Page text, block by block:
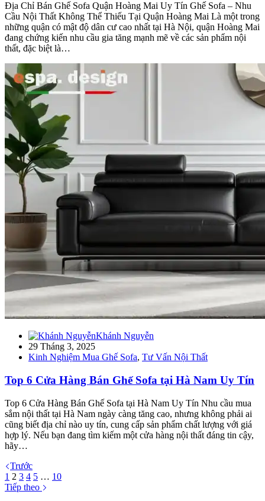
Địa Chỉ Bán Ghế Sofa Quận Hoàng Mai Uy Tín Ghế Sofa – Nhu
Cầu Nội Thất Không Thể Thiếu Tại Quận Hoàng Mai Là một trong
những quận có mật độ dân cư cao nhất tại Hà Nội, quận Hoàng Mai
đang chứng kiến nhu cầu gia tăng mạnh mẽ về các sản phẩm nội
thất, đặc biệt là…
Khánh Nguyễn
29 Tháng 3, 2025
Kinh Nghiệm Mua Ghế Sofa, Tư Vấn Nội Thất
Top 6 Cửa Hàng Bán Ghế Sofa tại Hà Nam Uy Tín
Top 6 Cửa Hàng Bán Ghế Sofa tại Hà Nam Uy Tín Nhu cầu mua
sắm nội thất tại Hà Nam ngày càng tăng cao, nhưng không phải ai
cũng biết địa chỉ nào uy tín, cung cấp sản phẩm chất lượng với giá
hợp lý. Nếu bạn đang tìm kiếm một cửa hàng nội thất đáng tin cậy,
hãy…
Trước
1 2 3 4 5 … 10
Tiếp theo